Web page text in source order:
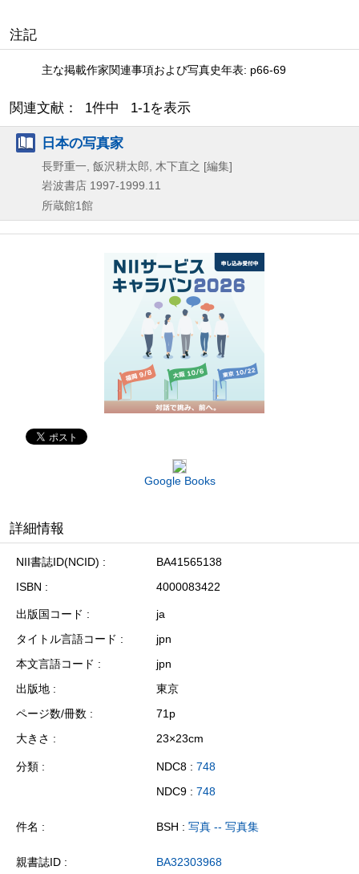
注記
主な掲載作家関連事項および写真史年表: p66-69
関連文献： 1件中 1-1を表示
日本の写真家
長野重一, 飯沢耕太郎, 木下直之 [編集]
岩波書店 1997-1999.11
所蔵館1館
Google Books
詳細情報
NII書誌ID(NCID)
BA41565138
ISBN
4000083422
出版国コード
ja
タイトル言語コード
jpn
本文言語コード
jpn
出版地
東京
ページ数/冊数
71p
大きさ
23×23cm
分類 NDC8 : 748
NDC9 : 748
件名 BSH : 写真 -- 写真集
親書誌ID BA32303968